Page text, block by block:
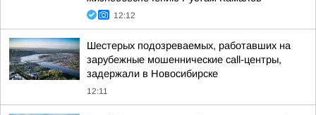
12:12
Шестерых подозреваемых, работавших на
зарубежные мошеннические call-центры,
задержали в Новосибирске
12:11